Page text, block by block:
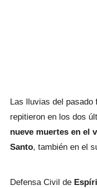
Las lluvias del pasado
repitieron en los dos
nueve muertes en el
Santo, también en el
Defensa Civil de